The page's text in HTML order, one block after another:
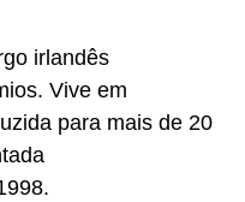
irlandês
Vive em
para mais de 20